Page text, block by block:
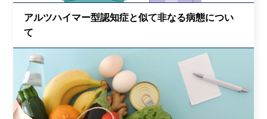
アルツハイマー型認知症と似て非なる病態につい
て